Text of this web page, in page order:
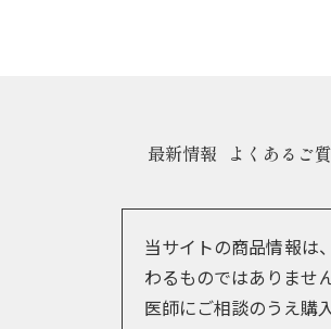
最新情報 よくあるご
当サイトの商品情報は
わるものではありませ
医師にご相談のうえ購